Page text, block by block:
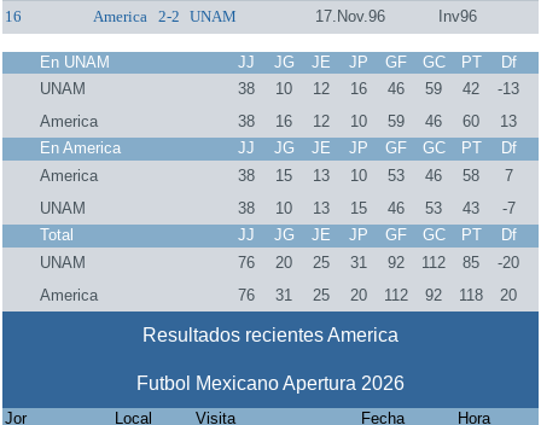
16
America 2-2 UNAM 17.Nov.96 Inv96
En UNAM JJ JG JE JP GF GC PT
Df
UNAM
38 10 12 16 46 59 42
-13
America
38 16 12 10 59 46 60
13
En America
JJ JG JE JP GF GC PT
Df
America
38 15 13 10 53 46 58
7
UNAM
38 10 13 15 46 53 43
-7
Total
JJ JG JE JP GF GC PT
Df
UNAM
76 20 25 31 92 112 85
-20
America
76 31 25 20 112 92 118 20
Resultados recientes America
Futbol Mexicano Apertura 2026
Jor Local Visita Fecha
Hora